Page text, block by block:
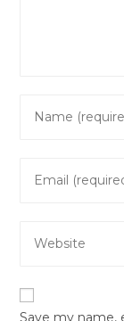
comment
address
URL